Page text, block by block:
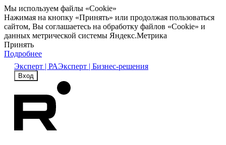
Мы используем файлы «Cookie»
Нажимая на кнопку «Принять» или продолжая пользоваться
сайтом, Вы соглашаетесь на обработку файлов «Cookie» и
данных метрической системы Яндекс.Метрика
Принять
Подробнее
Эксперт | РАЭксперт | Бизнес-решения
Вход